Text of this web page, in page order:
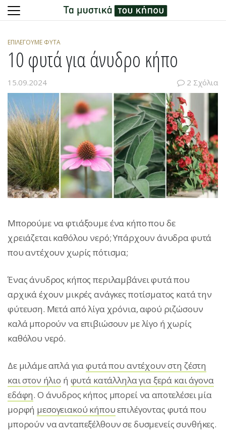
content
ΕΠΙΛΈΓΟΥΜΕ ΦΥΤΆ
10 φυτά για άνυδρο κήπο
15.09.2024 2 Σχόλια
Μπορούμε να φτιάξουμε ένα κήπο που δε
χρειάζεται καθόλου νερό; Υπάρχουν άνυδρα φυτά
που αντέχουν χωρίς πότισμα;
Ένας άνυδρος κήπος περιλαμβάνει φυτά που
αρχικά έχουν μικρές ανάγκες ποτίσματος κατά την
φύτευση. Μετά από λίγα χρόνια, αφού ριζώσουν
καλά μπορούν να επιβιώσουν με λίγο ή χωρίς
καθόλου νερό.
Δε μιλάμε απλά γιαφυτά που αντέχουν στη ζέστη
και στον ήλιο ή φυτά κατάλληλα για ξερά και άγονα
εδάφη. Ο άνυδρος κήπος μπορεί να αποτελέσει μία
μορφή μεσογειακού κήπουεπιλέγοντας φυτά που
μπορούν να ανταπεξέλθουν σε δυσμενείς συνθήκες.